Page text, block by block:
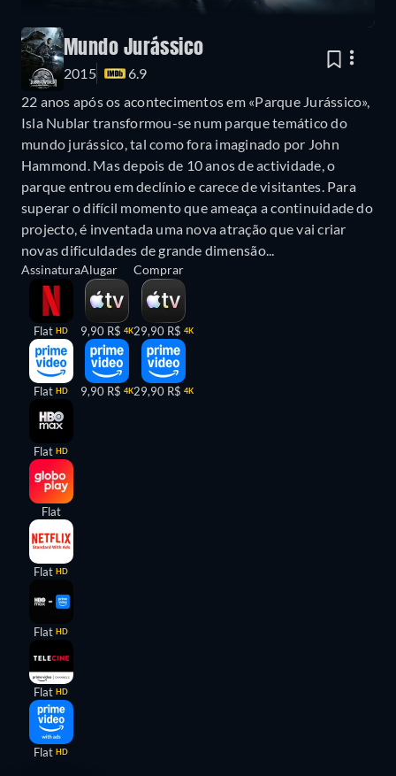
Mundo Jurássico
2015
6.9
22 anos após os acontecimentos em «Parque Jurássico»,
Isla Nublar transformou-se num parque temático do
mundo jurássico, tal como fora imaginado por John
Hammond. Mas depois de 10 anos de actividade, o
parque entrou em declínio e carece de visitantes. Para
superar o difícil momento que ameaça a continuidade do
projecto, é inventada uma nova atração que vai criar
novas dificuldades de grande dimensão...
Assinatura
Flat HD
Flat HD
Flat HD
Flat
Flat HD
Flat HD
Flat HD
Flat HD
Alugar
9,90 R$ 4K
9,90 R$ 4K
Comprar
29,90 R$ 4K
29,90 R$ 4K